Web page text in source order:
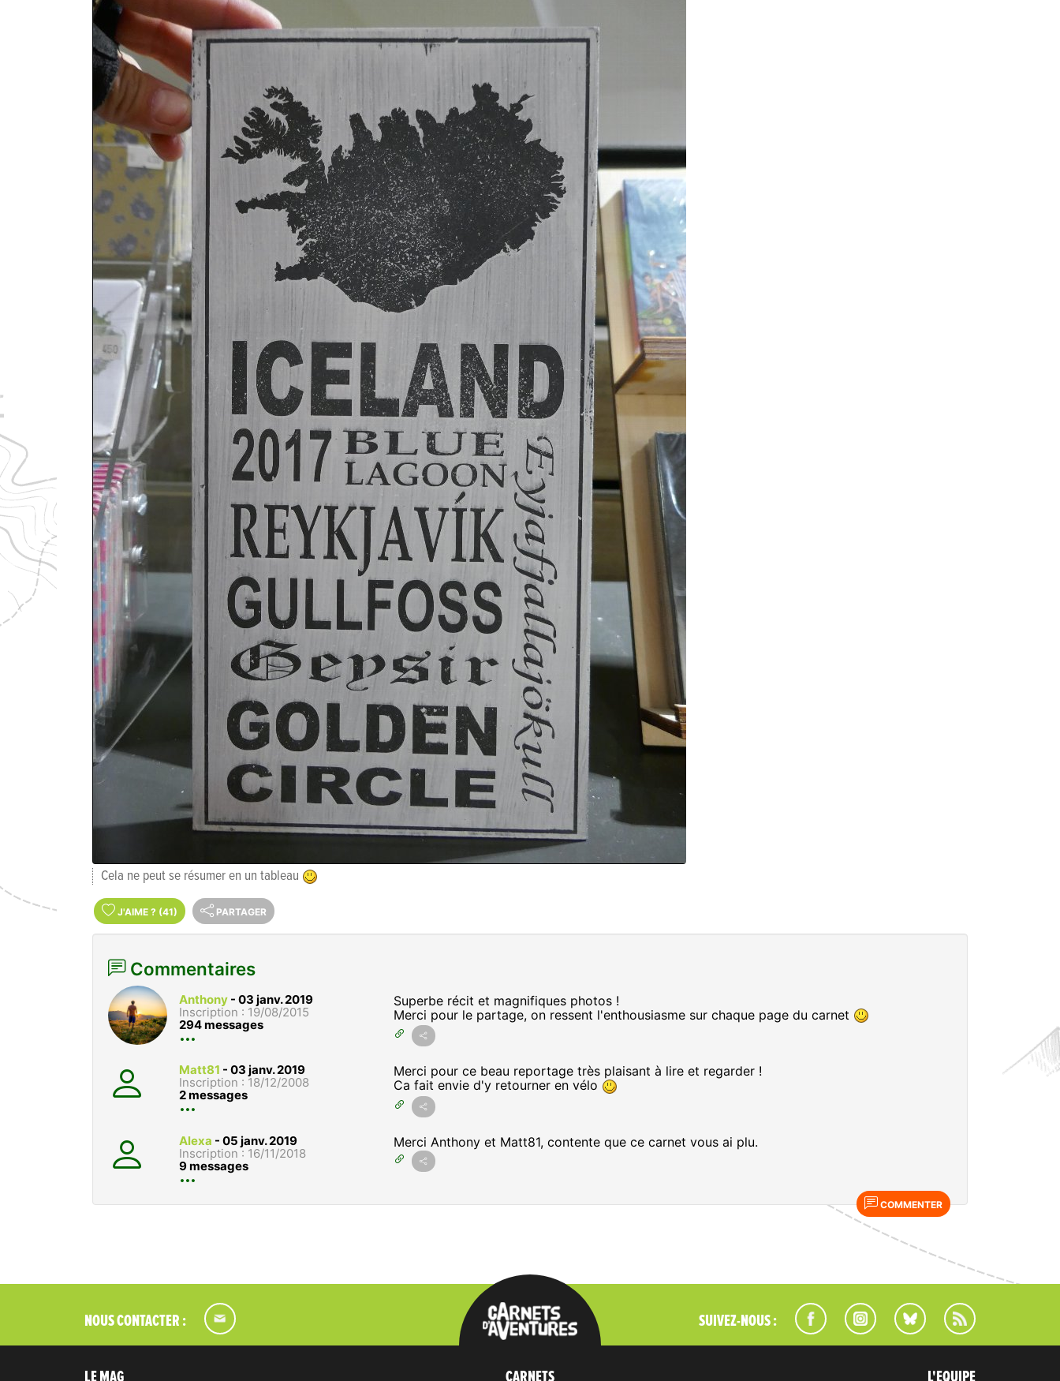
Cela ne peut se résumer en un tableau
J'AIME ? (41) PARTAGER
Commentaires
Anthony - 03 janv. 2019
Inscription : 19/08/2015
294 messages
Superbe récit et magnifiques photos !
Merci pour le partage, on ressent l'enthousiasme sur chaque page du carnet
Matt81 - 03 janv. 2019
Inscription : 18/12/2008
2 messages
Merci pour ce beau reportage très plaisant à lire et regarder !
Ca fait envie d'y retourner en vélo
Alexa - 05 janv. 2019
Inscription : 16/11/2018
9 messages
Merci Anthony et Matt81, contente que ce carnet vous ai plu.
COMMENTER
NOUS CONTACTER : SUIVEZ-NOUS :
LE MAG CARNETS L'EQUIPE